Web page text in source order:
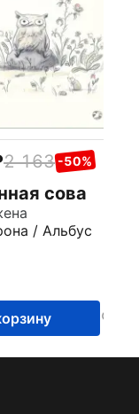
2 163 -50%
сова
/ Альбус